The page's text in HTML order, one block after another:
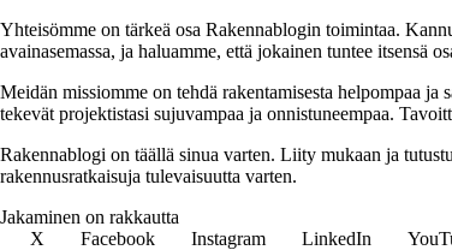
Yhteisömme on tärkeä osa Rakennablogin toimintaa.
avainasemassa, ja haluamme, että jokainen tuntee itsensä
Meidän missiomme on tehdä rakentamisesta helpompaa
tekevät projektistasi sujuvampaa ja onnistuneempaa.
Rakennablogi on täällä sinua varten. Liity mukaan ja
rakennusratkaisuja tulevaisuutta varten.
Jakaminen on rakkautta
X
Facebook Instagram LinkedIn